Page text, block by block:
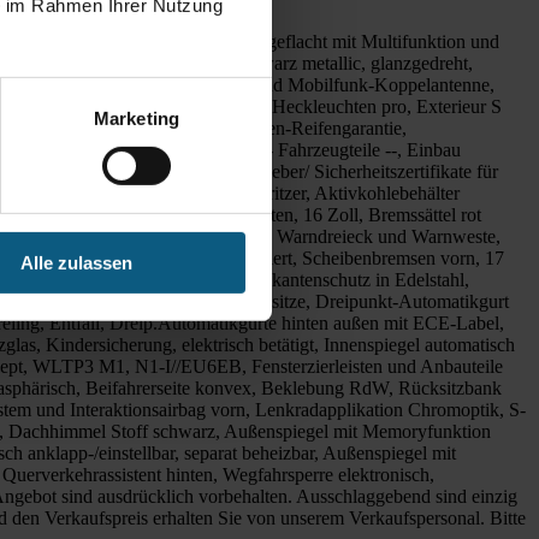
Rahmen Ihrer Nutzung
Marketing
Alle zulassen
lederfrei, oben und unten abgeflacht mit Multifunktion und
Sport, 5-Speichen-Tripod, schwarz metallic, glanzgedreht,
mit induktiver Ladefunktion und Mobilfunk-Koppelantenne,
Scheinwerfer plus und LED-Heckleuchten pro, Exterieur S
abgedunkelt, Audi Neuwagen-Reifengarantie,
für Getriebe"DQ381" -- Fahrzeugteile --, Einbau
Mit spez.Schilder/Aufkleber/ Sicherheitszertifikate für
Kraftstoffsystem Otto-Einspritzer, Aktivkohlebehälter
Scheibenbremsen hinten, 16 Zoll, Bremssättel rot
und Warnweste, Verbandmaterial, Warndreieck und Warnweste,
17 Zoll, Bremssättel rot lackiert, Scheibenbremsen vorn, 17
in Edelstahl, Ladekantenschutz in Edelstahl,
Top Tether für äußere Fondsitze, Dreipunkt-Automatikgurt
Entfall, Dreip.Automatikgurte hinten außen mit ECE-Label,
Kindersicherung, elektrisch betätigt, Innenspiegel automatisch
WLTP3 M1, N1-I//EU6EB, Fensterzierleisten und Anbauteile
Beifahrerseite konvex, Beklebung RdW, Rücksitzbank
und Interaktionsairbag vorn, Lenkradapplikation Chromoptik, S-
Dachhimmel Stoff schwarz, Außenspiegel mit Memoryfunktion
anklapp-/einstellbar, separat beheizbar, Außenspiegel mit
hinten, Wegfahrsperre elektronisch,
sind ausdrücklich vorbehalten. Ausschlaggebend sind einzig
Verkaufspreis erhalten Sie von unserem Verkaufspersonal. Bitte